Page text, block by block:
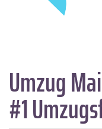
Umzug
#1